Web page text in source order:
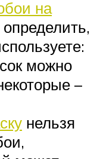
на
определить,
можно
–
нельзя